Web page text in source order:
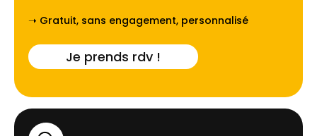
➝ Gratuit, sans engagement, personnalisé
Je prends rdv !